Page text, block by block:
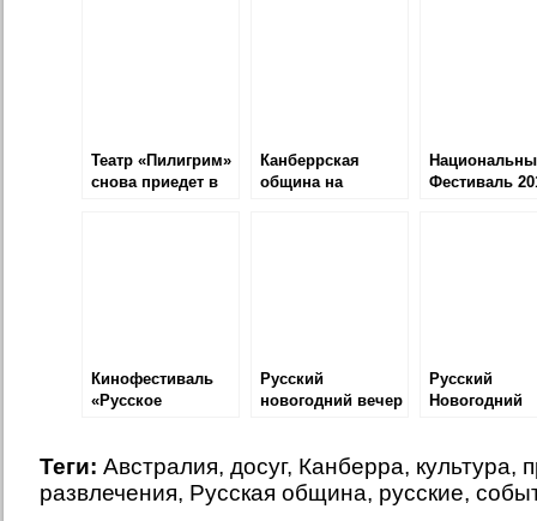
Театр «Пилигрим»
снова приедет в
Канберрская
община на
Фестиваль
Кинофестиваль
«Русское
Русский
новогодний вечер
Русский
Новогодний
Теги: Австралия, досуг, Канберра, культура,
развлечения, Русская община, русские,